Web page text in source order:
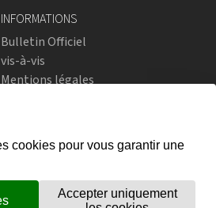
INFORMATIONS
Bulletin Officiel
vis-à-vis
Mentions légales
Instagram
flickr